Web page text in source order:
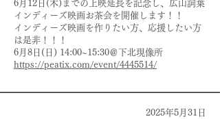
6月12日(木)までの上映延長を記念し、広山詞葉
インディーズ映画お茶会を開催します！！
インディーズ映画を作りたい方、応援したい方
は是非！！！
6月8日(日) 14:00~15:30＠下北現像所
https://peatix.com/event/4445514/
2025年5月31日